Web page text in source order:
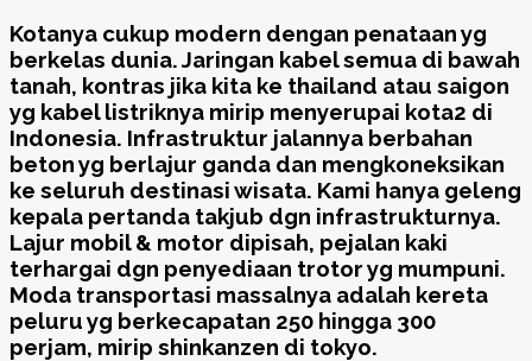
Kotanya cukup modern dengan penataan yg
berkelas dunia. Jaringan kabel semua di bawah
tanah, kontras jika kita ke thailand atau saigon
yg kabel listriknya mirip menyerupai kota2 di
Indonesia. Infrastruktur jalannya berbahan
beton yg berlajur ganda dan mengkoneksikan
ke seluruh destinasi wisata. Kami hanya geleng
kepala pertanda takjub dgn infrastrukturnya.
Lajur mobil & motor dipisah, pejalan kaki
terhargai dgn penyediaan trotor yg mumpuni.
Moda transportasi massalnya adalah kereta
peluru yg berkecapatan 250 hingga 300
perjam, mirip shinkanzen di tokyo.